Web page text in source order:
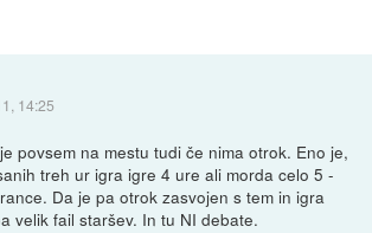
14:25
povsem na mestu tudi če nima otrok. Eno je,
treh ur igra igre 4 ure ali morda celo 5 -
Da je pa otrok zasvojen s tem in igra
velik fail staršev. In tu NI debate.